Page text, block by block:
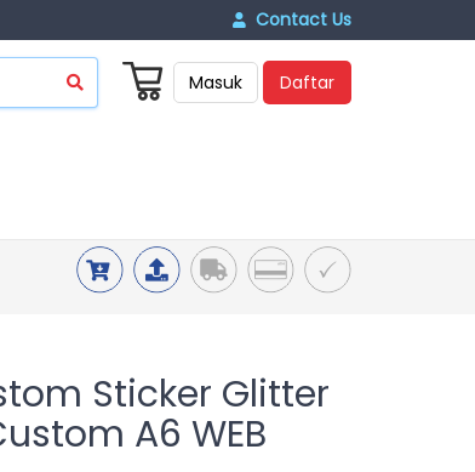
Contact Us
Masuk Daftar
Sticker Glitter
A6 WEB